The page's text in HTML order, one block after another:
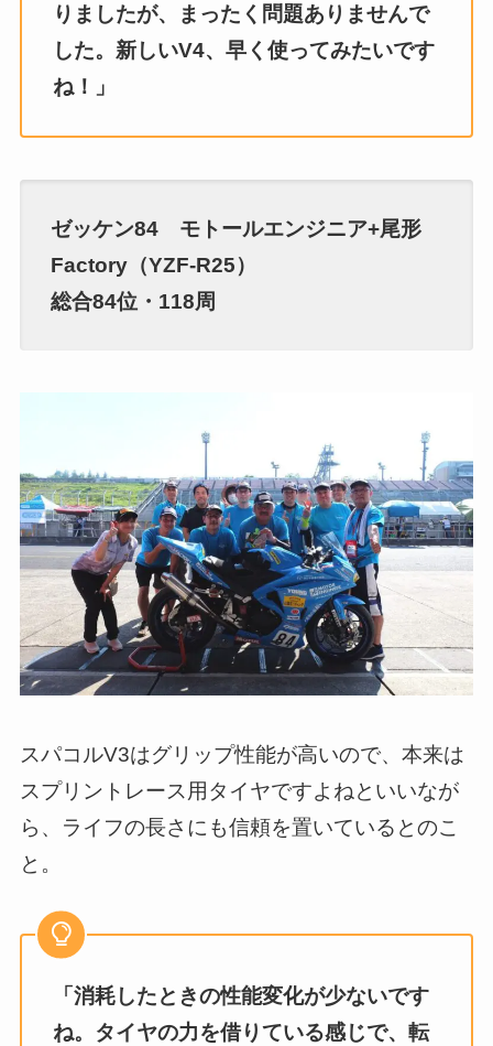
りましたが、まったく問題ありませんで
した。新しいV4、早く使ってみたいです
ね！」
ゼッケン84 モトールエンジニア+尾形
Factory（YZF-R25）
総合84位・118周
スパコルV3はグリップ性能が高いので、本来は
スプリントレース用タイヤですよねといいなが
ら、ライフの長さにも信頼を置いているとのこ
と。
「消耗したときの性能変化が少ないです
ね。タイヤの力を借りている感じで、転